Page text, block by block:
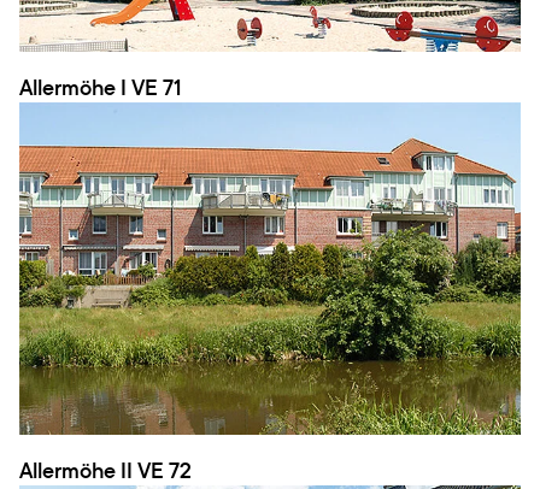
Allermöhe I VE 71
Allermöhe II VE 72